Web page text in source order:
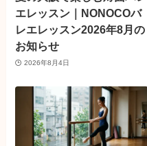
エレッスン｜NONOCOバ
レエレッスン2026年8月の
お知らせ
2026年8月4日